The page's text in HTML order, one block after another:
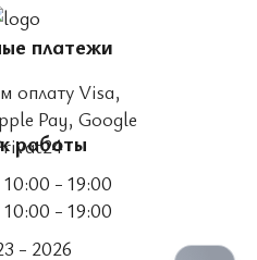
платежи
работы
- 19:00
- 19:00
- 2026